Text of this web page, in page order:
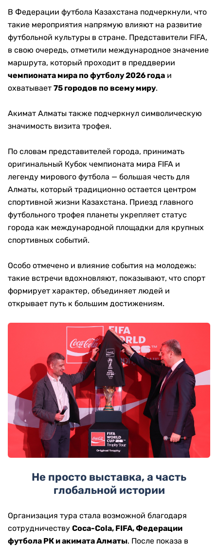
В Федерации футбола Казахстана подчеркнули, что
такие мероприятия напрямую влияют на развитие
футбольной культуры в стране. Представители FIFA,
в свою очередь, отметили международное значение
маршрута, который проходит в преддверии
чемпионата мира по футболу 2026 года и
охватывает 75 городов по всему миру.
Акимат Алматы также подчеркнул символическую
значимость визита трофея.
По словам представителей города, принимать
оригинальный Кубок чемпионата мира FIFA и
легенду мирового футбола — большая честь для
Алматы, который традиционно остается центром
спортивной жизни Казахстана. Приезд главного
футбольного трофея планеты укрепляет статус
города как международной площадки для крупных
спортивных событий.
Особо отмечено и влияние события на молодежь:
такие встречи вдохновляют, показывают, что спорт
формирует характер, объединяет людей и
открывает путь к большим достижениям.
Не просто выставка, а часть
глобальной истории
Организация тура стала возможной благодаря
сотрудничеству Coca-Cola, FIFA, Федерации
футбола РК и акимата Алматы. После показа в